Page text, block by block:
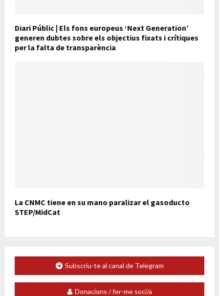
Diari Públic | Els fons europeus ‘Next Generation’
generen dubtes sobre els objectius fixats i crítiques
per la falta de transparència
La CNMC tiene en su mano paralizar el gasoducto
STEP/MidCat
Subscriu-te al canal de Telegram
Donacions / fer-me soci/a